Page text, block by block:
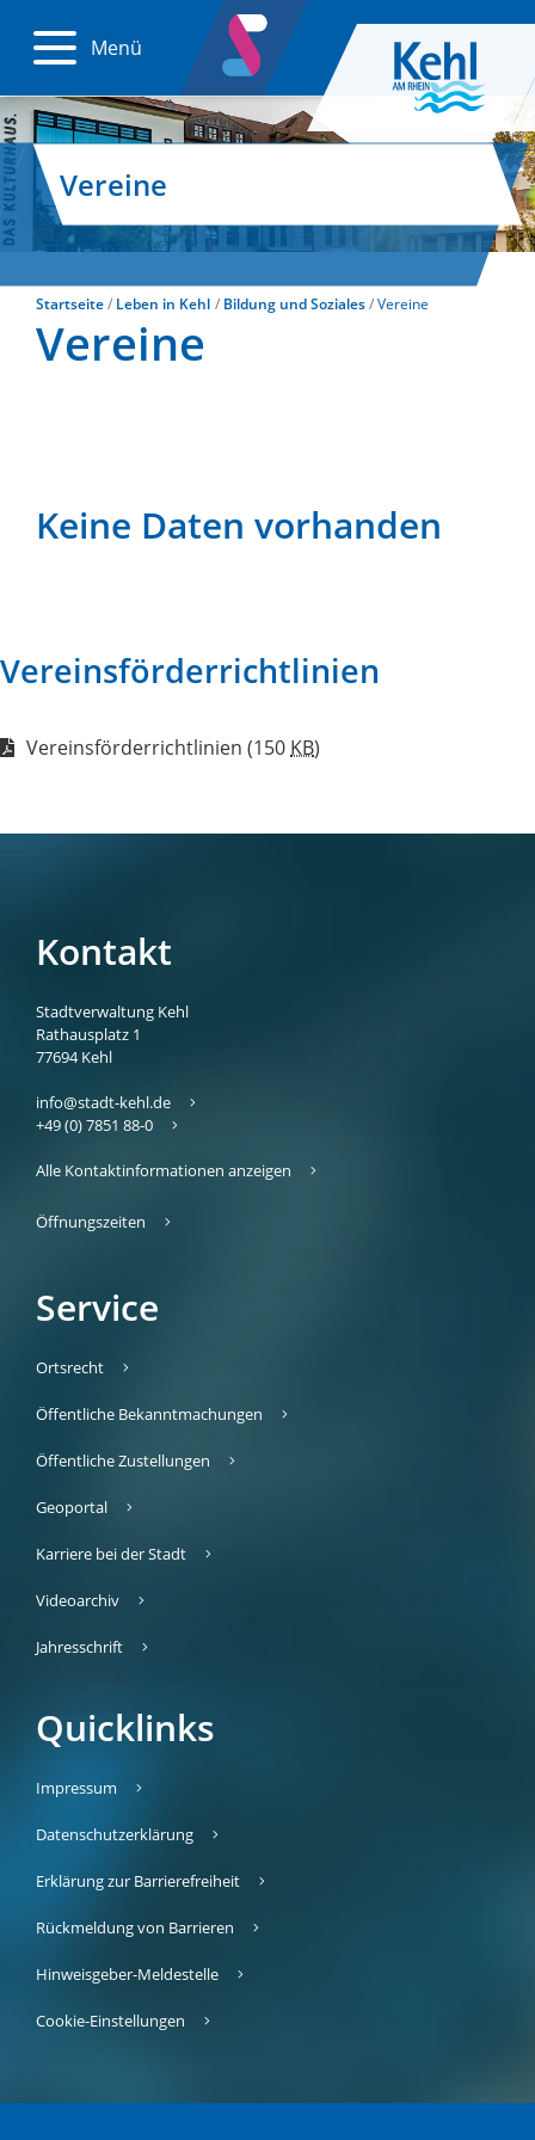
Menü
Vereine
Startseite Leben in Kehl Bildung und Soziales Vereine
Vereine
Keine Daten vorhanden
Vereinsförderrichtlinien
Vereinsförderrichtlinien (150 KB)
Kontakt
Stadtverwaltung Kehl
Rathausplatz 1
77694 Kehl
info@stadt-kehl.de
+49 (0) 7851 88-0
Alle Kontaktinformationen anzeigen
Öffnungszeiten
Service
Ortsrecht
Öffentliche Bekanntmachungen
Öffentliche Zustellungen
Geoportal
Karriere bei der Stadt
Videoarchiv
Jahresschrift
Quicklinks
Impressum
Datenschutzerklärung
Erklärung zur Barrierefreiheit
Rückmeldung von Barrieren
Hinweisgeber-Meldestelle
Cookie-Einstellungen